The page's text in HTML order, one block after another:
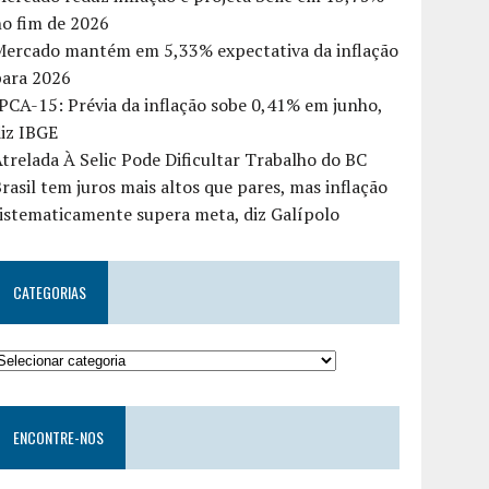
fim de 2026
mantém em 5,33% expectativa da inflação
2026
15: Prévia da inflação sobe 0,41% em junho,
IBGE
À Selic Pode Dificultar Trabalho do BC
tem juros mais altos que pares, mas inflação
supera meta, diz Galípolo
CATEGORIAS
ENCONTRE-NOS